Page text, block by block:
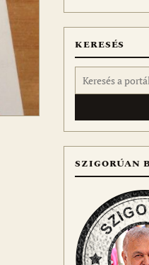
KERESÉS
Keresés:
SZIGORÚAN